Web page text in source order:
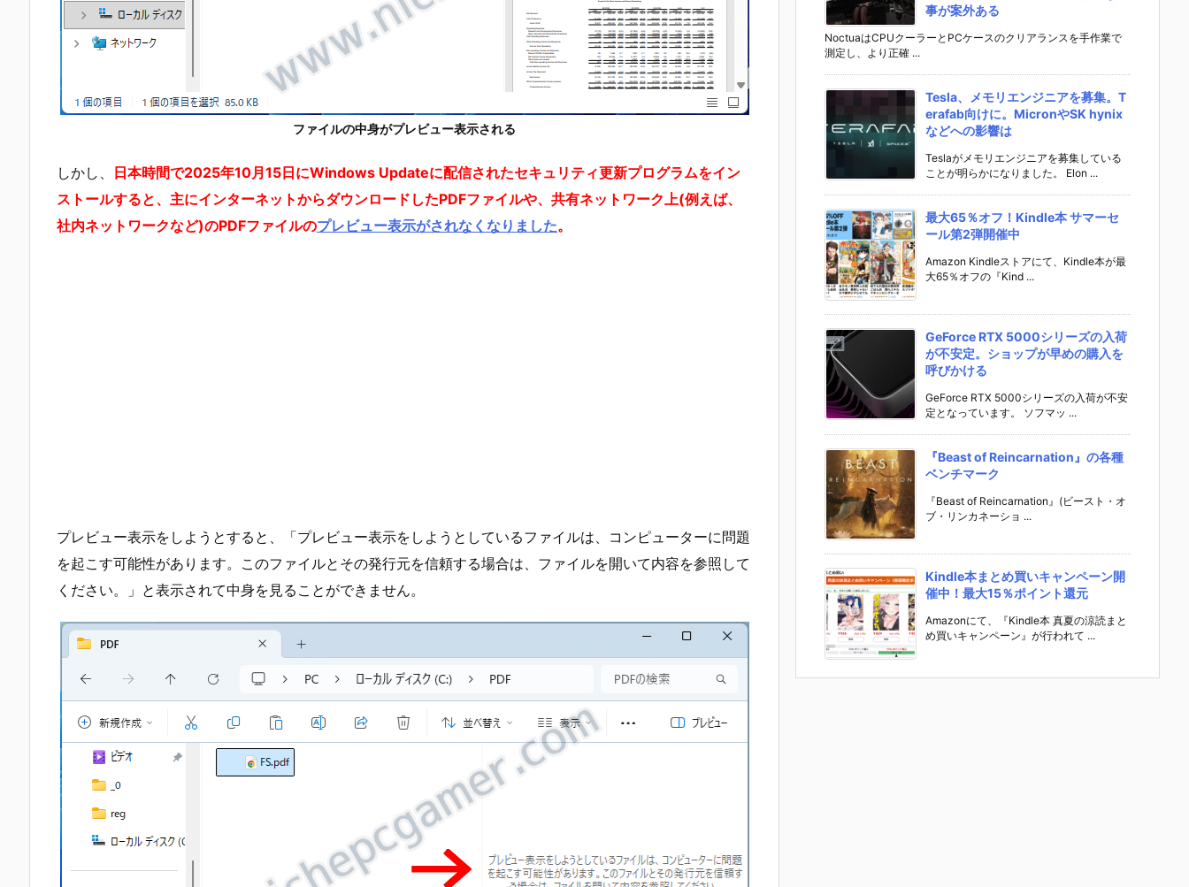
ファイルの中身がプレビュー表示される
しかし、
日本時間で2025年10月15日にWindows Updateに配信されたセキュリティ更新プログラムをイン
ストールすると、主にインターネットからダウンロードしたPDFファイルや、共有ネットワーク上(例えば、
社内ネットワークなど)のPDFファイルのプレビュー表示がされなくなりました。
プレビュー表示をしようとすると、「プレビュー表示をしようとしているファイルは、コンピューターに問題
を起こす可能性があります。このファイルとその発行元を信頼する場合は、ファイルを開いて内容を参照して
ください。」と表示されて中身を見ることができません。
事が案外ある
NoctuaはCPUクーラーとPCケースのクリアランスを手作業で
測定し、より正確 ...
Tesla、メモリエンジニアを募集。T
erafab向けに。MicronやSK hynix
などへの影響は
Teslaがメモリエンジニアを募集している
ことが明らかになりました。 Elon ...
最大65％オフ！Kindle本 サマーセ
ール第2弾開催中
Amazon Kindleストアにて、Kindle本が最
大65％オフの『Kind ...
GeForce RTX 5000シリーズの入荷
が不安定。ショップが早めの購入を
呼びかける
GeForce RTX 5000シリーズの入荷が不安
定となっています。 ソフマッ ...
『Beast of Reincarnation』の各種
ベンチマーク
『Beast of Reincarnation』(ビースト・オ
ブ・リンカネーショ ...
Kindle本まとめ買いキャンペーン開
催中！最大15％ポイント還元
Amazonにて、『Kindle本 真夏の涼読まと
め買いキャンペーン』が行われて ...